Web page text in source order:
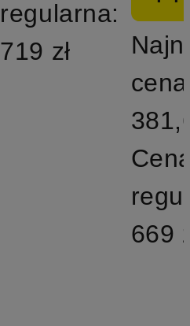
regularna:
719 zł
669